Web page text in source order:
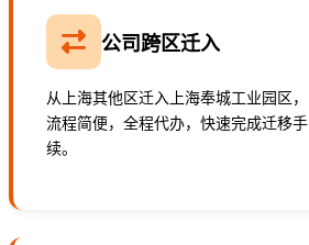
公司跨区迁入
从上海其他区迁入上海奉城工业园区，
流程简便，全程代办，快速完成迁移手
续。